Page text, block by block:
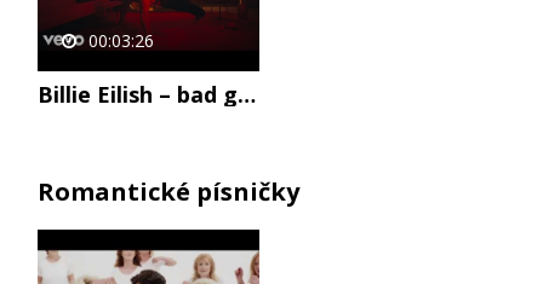
00:03:26
Billie Eilish – bad guy
Romantické písničky